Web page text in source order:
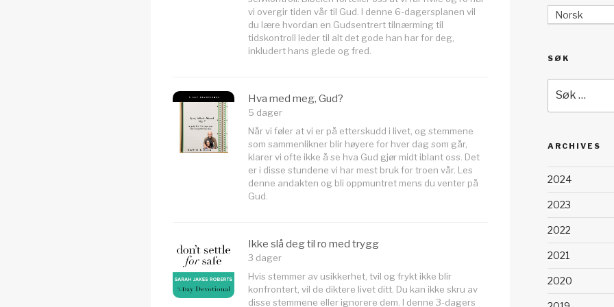
vi overgir tiden vår til Gud. I denne 6-dagersplanen vil
du lære hvordan en Gudsentrert tilnærming til
tidskontroll leder til alt det gode han har for deg,
inkludert hans glede og fred.
Hva med meg, Gud?
5 dager
Når vi føler at vi er på etterskudd i livet, og stemmene
som sammenlikner blir høyere for hver dag som går,
klarer vi ofte ikke å se hva Gud gjør midt iblant oss. Det
er i disse stundene vi har mest bruk for troen vår. Les
denne andakten og bli oppmuntret mens du venter på
Gud.
Ikke slå deg til ro med trygg
3 dager
Hvis stemmer av usikkerhet, tvil og frykt ikke blir
konfrontert, vil de diktere livet ditt. Du kan ikke skru av
disse stemmene eller ignorere dem. I denne 3-dagers
Norsk
SØK
etter:
ARCHIVES
2024
2023
2022
2021
2020